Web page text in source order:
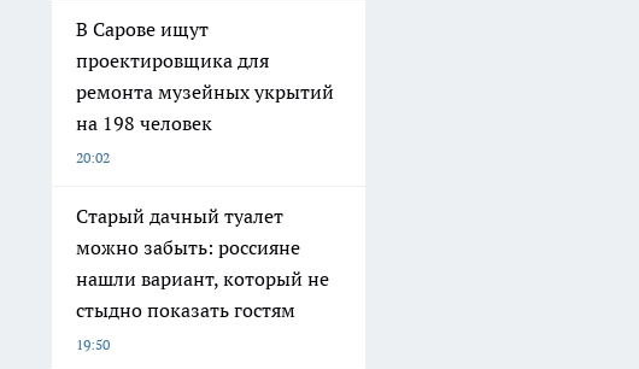
В Сарове ищут
проектировщика для
ремонта музейных укрытий
на 198 человек
20:02
Старый дачный туалет
можно забыть: россияне
нашли вариант, который не
стыдно показать гостям
19:50